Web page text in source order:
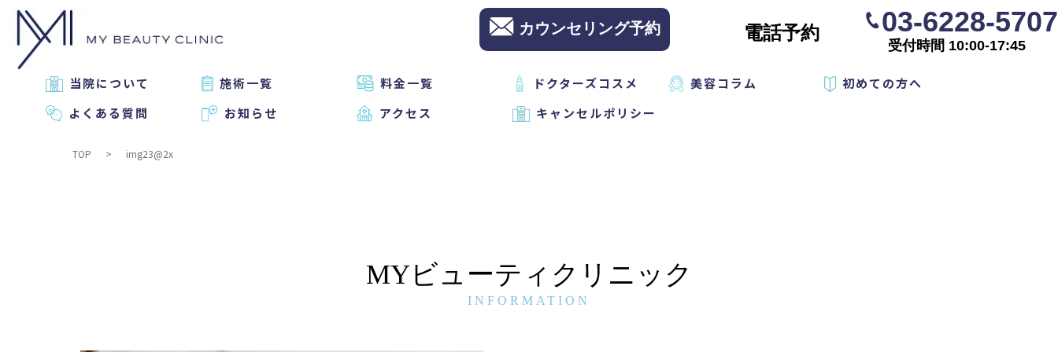
カウンセリング予約 電話予約 03-6228-5707
受付時間 10:00-17:45
当院について 施術一覧 料金一覧 ドクターズコスメ 美容コラム
初めての方へ
よくある質問
お知らせ アクセス キャンセルポリシー
TOP img23@2x
MYビューティクリニック
INFORMATION